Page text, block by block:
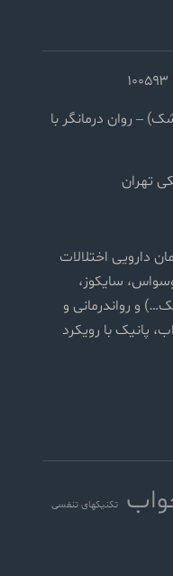
– روان درمانگر با
تهران
درمان دارویی اختلالات
سایکوز،
و رواندرمانی و
پانیک با رویکرد
تکنیکهای تنفسی